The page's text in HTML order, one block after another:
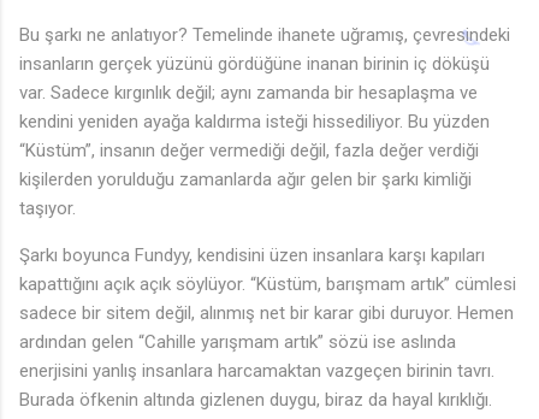
Bu şarkı ne anlatıyor? Temelinde ihanete uğramış, çevresindeki
insanların gerçek yüzünü gördüğüne inanan birinin iç döküşü
var. Sadece kırgınlık değil; aynı zamanda bir hesaplaşma ve
kendini yeniden ayağa kaldırma isteği hissediliyor. Bu yüzden
“Küstüm”, insanın değer vermediği değil, fazla değer verdiği
kişilerden yorulduğu zamanlarda ağır gelen bir şarkı kimliği
taşıyor.
Şarkı boyunca Fundyy, kendisini üzen insanlara karşı kapıları
kapattığını açık açık söylüyor. “Küstüm, barışmam artık” cümlesi
sadece bir sitem değil, alınmış net bir karar gibi duruyor. Hemen
ardından gelen “Cahille yarışmam artık” sözü ise aslında
enerjisini yanlış insanlara harcamaktan vazgeçen birinin tavrı.
Burada öfkenin altında gizlenen duygu, biraz da hayal kırıklığı.